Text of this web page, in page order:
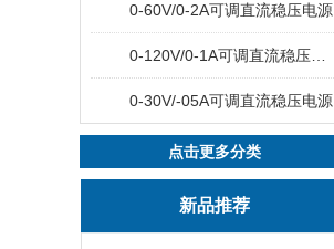
0-60V/0-2A可调直流稳压电源
0-30V/-05A可调直流稳压电源
点击更多分类
新品推荐